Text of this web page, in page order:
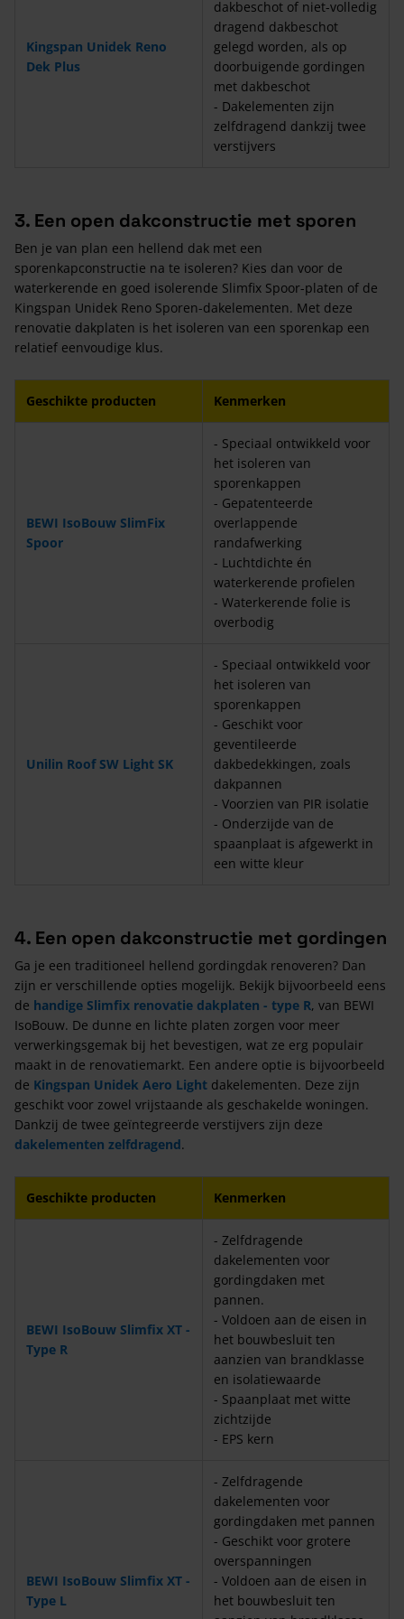
Kingspan Unidek Reno
Dek Plus
dakbeschot of niet-volledig
dragend dakbeschot
gelegd worden, als op
doorbuigende gordingen
met dakbeschot
- Dakelementen zijn
zelfdragend dankzij twee
verstijvers
3. Een open dakconstructie met sporen
Ben je van plan een hellend dak met een
sporenkapconstructie na te isoleren? Kies dan voor de
waterkerende en goed isolerende Slimfix Spoor-platen of de
Kingspan Unidek Reno Sporen-dakelementen. Met deze
renovatie dakplaten is het isoleren van een sporenkap een
relatief eenvoudige klus.
Geschikte producten Kenmerken
BEWI IsoBouw SlimFix
Spoor
- Speciaal ontwikkeld voor
het isoleren van
sporenkappen
- Gepatenteerde
overlappende
randafwerking
- Luchtdichte én
waterkerende profielen
- Waterkerende folie is
overbodig
Unilin Roof SW Light SK
- Speciaal ontwikkeld voor
het isoleren van
sporenkappen
- Geschikt voor
geventileerde
dakbedekkingen, zoals
dakpannen
- Voorzien van PIR isolatie
- Onderzijde van de
spaanplaat is afgewerkt in
een witte kleur
4. Een open dakconstructie met gordingen
Ga je een traditioneel hellend gordingdak renoveren? Dan
zijn er verschillende opties mogelijk. Bekijk bijvoorbeeld eens
de handige Slimfix renovatie dakplaten - type R, van BEWI
IsoBouw. De dunne en lichte platen zorgen voor meer
verwerkingsgemak bij het bevestigen, wat ze erg populair
maakt in de renovatiemarkt. Een andere optie is bijvoorbeeld
de Kingspan Unidek Aero Light dakelementen. Deze zijn
geschikt voor zowel vrijstaande als geschakelde woningen.
Dankzij de twee geïntegreerde verstijvers zijn deze
dakelementen zelfdragend.
Geschikte producten Kenmerken
BEWI IsoBouw Slimfix XT -
Type R
- Zelfdragende
dakelementen voor
gordingdaken met
pannen.
- Voldoen aan de eisen in
het bouwbesluit ten
aanzien van brandklasse
en isolatiewaarde
- Spaanplaat met witte
zichtzijde
- EPS kern
BEWI IsoBouw Slimfix XT -
Type L
- Zelfdragende
dakelementen voor
gordingdaken met pannen
- Geschikt voor grotere
overspanningen
- Voldoen aan de eisen in
het bouwbesluit ten